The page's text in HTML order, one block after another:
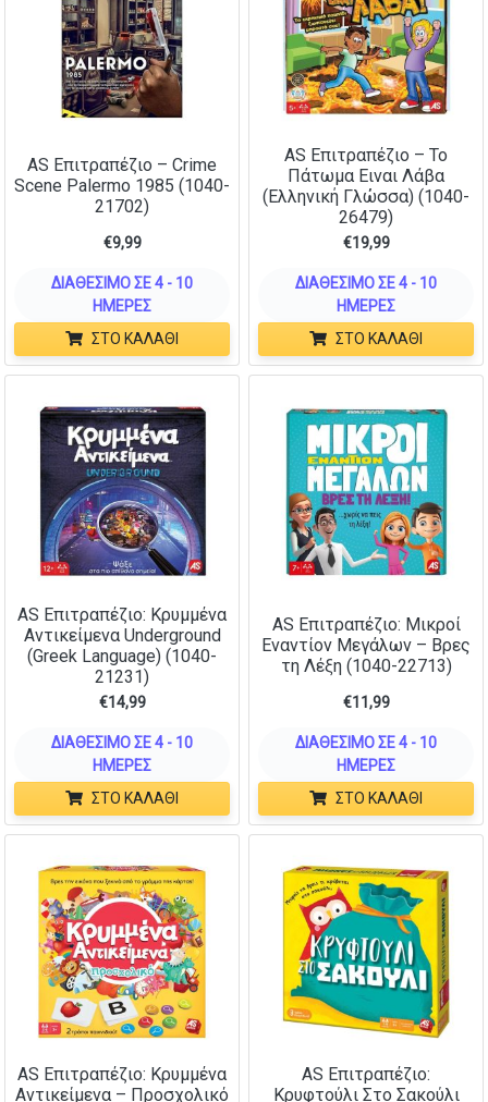
AS Επιτραπέζιο – Crime
Scene Palermo 1985 (1040-
21702)
€9,99
ΔΙΑΘΈΣΙΜΟ ΣΕ 4 - 10
ΗΜΈΡΕΣ
ΣΤΟ ΚΑΛΆΘΙ
AS Επιτραπέζιο – Το
Πάτωμα Ειναι Λάβα
(Ελληνική Γλώσσα) (1040-
26479)
€19,99
ΔΙΑΘΈΣΙΜΟ ΣΕ 4 - 10
ΗΜΈΡΕΣ
ΣΤΟ ΚΑΛΆΘΙ
AS Επιτραπέζιο: Κρυμμένα
Αντικείμενα Underground
(Greek Language) (1040-
21231)
€14,99
ΔΙΑΘΈΣΙΜΟ ΣΕ 4 - 10
ΗΜΈΡΕΣ
ΣΤΟ ΚΑΛΆΘΙ
AS Επιτραπέζιο: Μικροί
Εναντίον Μεγάλων – Βρες
τη Λέξη (1040-22713)
€11,99
ΔΙΑΘΈΣΙΜΟ ΣΕ 4 - 10
ΗΜΈΡΕΣ
ΣΤΟ ΚΑΛΆΘΙ
AS Επιτραπέζιο: Κρυμμένα
Αντικείμενα – Προσχολικό
AS Επιτραπέζιο:
Κρυφτούλι Στο Σακούλι